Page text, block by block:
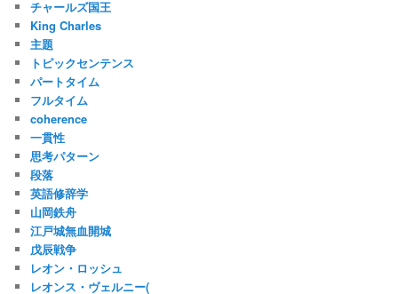
チャールズ国王
King Charles
主題
トピックセンテンス
パートタイム
フルタイム
coherence
一貫性
思考パターン
段落
英語修辞学
山岡鉄舟
江戸城無血開城
戊辰戦争
レオン・ロッシュ
レオンス・ヴェルニー(